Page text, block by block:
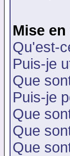
Mise
Qu'est-
Puis-je
Que
Puis-je
Que
Que
Que